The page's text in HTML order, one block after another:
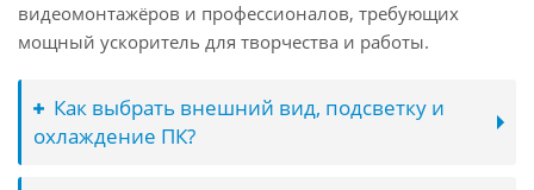
видеомонтажёров и профессионалов, требующих
мощный ускоритель для творчества и работы.
Как выбрать внешний вид, подсветку и
охлаждение ПК?